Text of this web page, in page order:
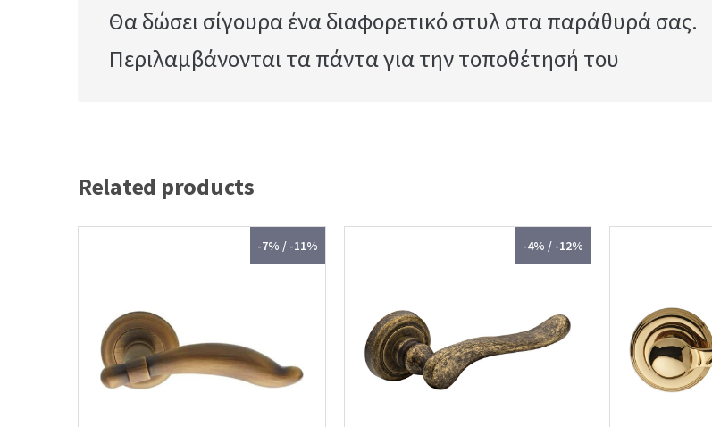
Θα δώσει σίγουρα ένα διαφορετικό στυλ στα παράθυρά σας.
Περιλαμβάνονται τα πάντα για την τοποθέτησή του
Related products
-7% / -11% -4% / -12%